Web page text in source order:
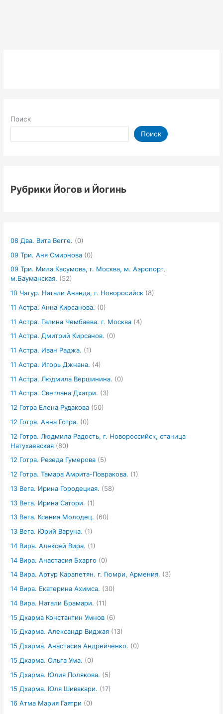
Поиск
Поиск
Рубрики Йогов и Йогинь
08 Два. Вита Вегге. (0)
09 Три. Аня Смирнова (0)
09 Три. Мила Касумова, г. Москва, м. Аэропорт,
м.Бауманская. (52)
10 Чатур. Натали Ананда, г. Новоросийск (8)
11 Астра. Анна Кирсанова. (0)
11 Астра. Галина Чембаева. г. Москва (4)
11 Астра. Дмитрий Кирсанов. (0)
11 Астра. Иван Раджа. (1)
11 Астра. Игорь Джнана. (4)
11 Астра. Людмила Вершинина. (0)
11 Астра. Светлана Дхатри. (3)
12 Готра Елена Рудакова (50)
12 Готра. Анна Готра. (0)
12 Готра. Людмила Радость, г. Новороссийск, станица
Натухаевская (80)
12 Готра. Резеда Гумерова (5)
12 Готра. Тамара Амрита-Повракова. (1)
13 Вега. Ирина Городецкая. (58)
13 Вега. Ирина Сатори. (1)
13 Вега. Ксения Молодец. (60)
13 Вега. Юрий Варуна. (1)
14 Вира. Алексей Вира. (1)
14 Вира. Анастасия Бхарго (0)
14 Вира. Артур Карапетян. г. Гюмри, Армения. (3)
14 Вира. Екатерина Ахимса. (30)
14 Вира. Натали Брамари. (11)
15 Дхарма Константин Умнов (6)
15 Дхарма. Александр Виджая (13)
15 Дхарма. Анастасия Андрейченко. (0)
15 Дхарма. Ольга Ума. (0)
15 Дхарма. Юлия Полякова. (5)
15 Дхарма. Юля Шивакари. (17)
16 Атма Мария Гаятри (0)